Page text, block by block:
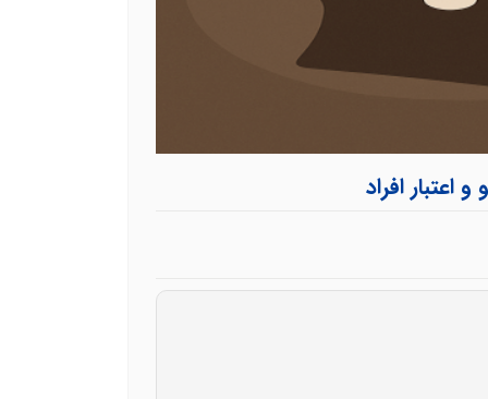
افراد